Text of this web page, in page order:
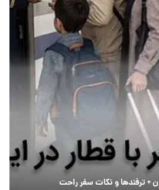
+ ترفندها و نکات سفر راحت